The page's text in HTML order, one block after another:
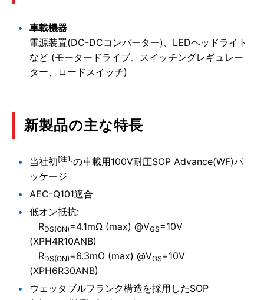
車載機器
電源装置(DC-DCコンバーター)、LEDヘッドライト
など (モータードライブ、スイッチングレギュレー
ター、ロードスイッチ)
新製品の主な特長
当社初[注1]の車載用100V耐圧SOP Advance(WF)パ
ッケージ
AEC-Q101適合
低オン抵抗:
RDS(ON)=4.1mΩ (max) @VGS=10V
(XPH4R10ANB)
RDS(ON)=6.3mΩ (max) @VGS=10V
(XPH6R30ANB)
ウェッタブルフランク構造を採用したSOP